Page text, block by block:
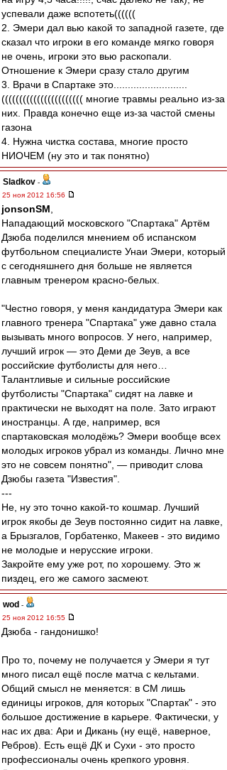
успевали даже вспотеть((((((
2. Эмери дал вью какой то западной газете, где
сказал что игроки в его команде мягко говоря
не очень, игроки это вью раскопали.
Отношение к Эмери сразу стало другим
3. Врачи в Спартаке это..........................
((((((((((((((((((((((( многие травмы реально из-за
них. Правда конечно еще из-за частой смены
газона
4. Нужна чистка состава, многие просто
НИОЧЕМ (ну это и так понятно)
Sladkov -
25 ноя 2012 16:56
jonsonSM
Нападающий московского "Спартака" Артём
Дзюба поделился мнением об испанском
футбольном специалисте Унаи Эмери, который
с сегодняшнего дня больше не является
главным тренером красно-белых.
"Честно говоря, у меня кандидатура Эмери как
главного тренера "Спартака" уже давно стала
вызывать много вопросов. У него, например,
лучший игрок — это Деми де Зеув, а все
российские футболисты для него…
Талантливые и сильные российские
футболисты "Спартака" сидят на лавке и
практически не выходят на поле. Зато играют
иностранцы. А где, например, вся
спартаковская молодёжь? Эмери вообще всех
молодых игроков убрал из команды. Лично мне
это не совсем понятно", — приводит слова
Дзюбы газета "Известия".
---
Не, ну это точно какой-то кошмар. Лучший
игрок якобы де Зеув постоянно сидит на лавке,
а Брызгалов, Горбатенко, Макеев - это видимо
не молодые и нерусские игроки.
Закройте ему уже рот, по хорошему. Это ж
пиздец, его же самого засмеют.
wod -
25 ноя 2012 16:55
Дзюба - гандонишко!
Про то, почему не получается у Эмери я тут
много писал ещё после матча с кельтами.
Общий смысл не меняется: в СМ лишь
единицы игроков, для которых "Спартак" - это
большое достижение в карьере. Фактически, у
нас их два: Ари и Дикань (ну ещё, наверное,
Ребров). Есть ещё ДК и Сухи - это просто
профессионалы очень крепкого уровня.